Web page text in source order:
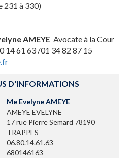
231 à 330)
AMEYE Avocate à la Cour
14 61 63 /01 34 82 87 15
D'INFORMATIONS
Me Evelyne AMEYE
AMEYE EVELYNE
17 rue Pierre Semard 78190
TRAPPES
06.80.14.61.63
680146163